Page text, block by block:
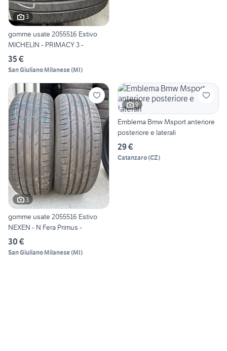
3
gomme usate 2055516 Estivo
MICHELIN - PRIMACY 3 -
35 €
San Giuliano Milanese(MI)
3
gomme usate 2055516 Estivo
NEXEN - N Fera Primus -
30 €
San Giuliano Milanese(MI)
9
Emblema Bmw Msport anteriore
posteriore e laterali
29 €
Catanzaro(CZ)